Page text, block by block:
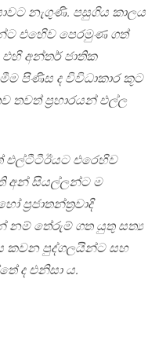
නැගුණි. පසුගිය කාලය
එහෙිව පෙරමුණ ගත්
එහි අන්තර් ජාතික
පිණිස ද විවිධාකාර කූට
තවත් ප්‍රහාරයන් එල්ල
එල්ටීටීඊයට එරෙහිව
අන් සියල්ලන්ට ම
ප්‍රජාතන්ත්‍රවාදි
නම් තේරුම් ගත යුතු සත්‍ය
කවන පුද්ගලයින්ට සහ
ද එනිසා ය.